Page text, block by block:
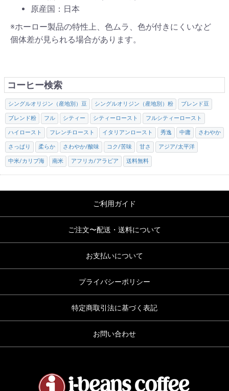
原産国：日本
※ホーロー製品の特性上、色ムラ、色が付きにくいなど
個体差が見られる場合があります。
コーヒー検索
シングルオリジン（産地別）豆 シングルオリジン（産地別）粉 ブレンド豆
ブレンド粉 フル シティー シティーロースト フルシティーロースト
ハイロースト フレンチロースト イタリアンロースト 秀逸 中庸 さわやか
さっぱり 柔らか さわやか/酸味 コク/苦味 甘さ アジア/太平洋
中米/カリブ海 南米 アフリカ/アラビア 送料無料
ご利用ガイド
ご注文〜配送・送料について
お支払いについて
プライバシーポリシー
特定商取引法に基づく表記
お問い合わせ